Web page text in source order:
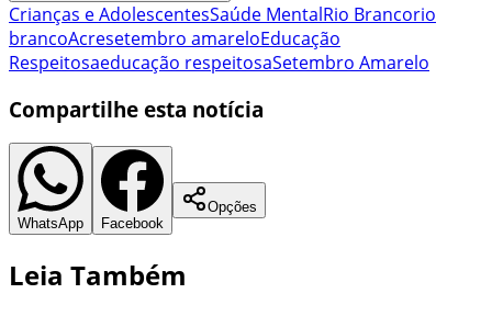
Crianças e AdolescentesSaúde MentalRio Brancorio
brancoAcresetembro amareloEducação
Respeitosaeducação respeitosaSetembro Amarelo
Compartilhe esta notícia
WhatsApp Facebook
Opções
Leia Também